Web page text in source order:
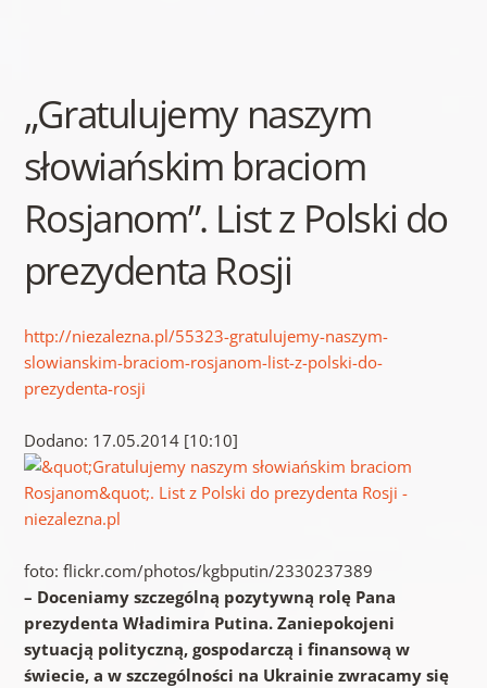
„Gratulujemy naszym
słowiańskim braciom
Rosjanom”. List z Polski do
prezydenta Rosji
http://niezalezna.pl/55323-gratulujemy-naszym-
slowianskim-braciom-rosjanom-list-z-polski-do-
prezydenta-rosji
Dodano: 17.05.2014 [10:10]
foto: flickr.com/photos/kgbputin/2330237389
– Doceniamy szczególną pozytywną rolę Pana
prezydenta Władimira Putina. Zaniepokojeni
sytuacją polityczną, gospodarczą i finansową w
świecie, a w szczególności na Ukrainie zwracamy się